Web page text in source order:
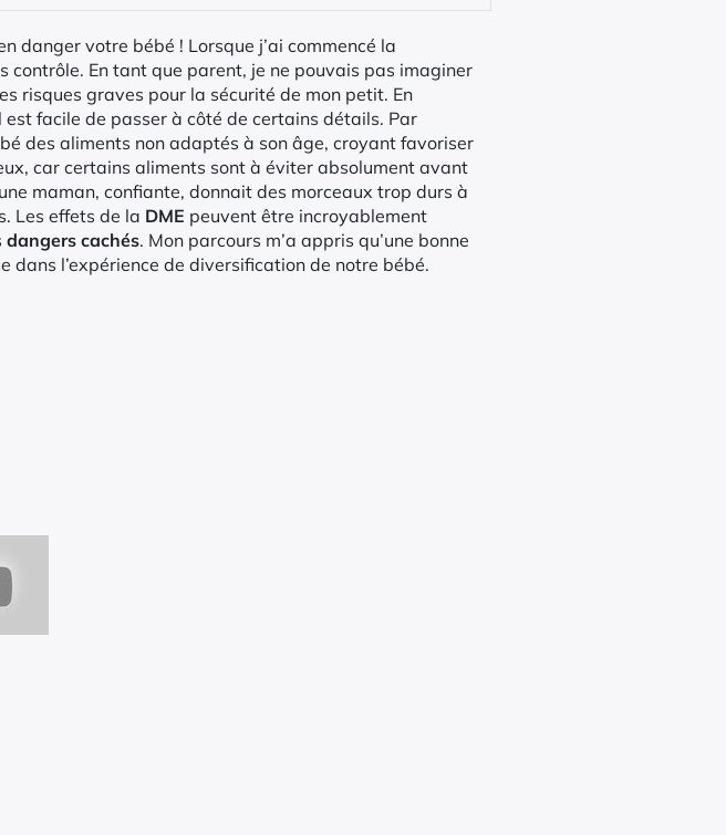
danger votre bébé ! Lorsque j’ai commencé la
contrôle. En tant que parent, je ne pouvais pas imaginer
risques graves pour la sécurité de mon petit. En
facile de passer à côté de certains détails. Par
des aliments non adaptés à son âge, croyant favoriser
car certains aliments sont à éviter absolument avant
maman, confiante, donnait des morceaux trop durs à
Les effets de la DME peuvent être incroyablement
dangers cachés. Mon parcours m’a appris qu’une bonne
l’expérience de diversification de notre bébé.